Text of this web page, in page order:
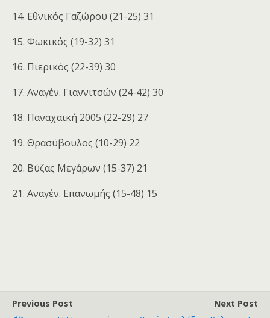
14. Eθνικός Γαζώρου (21-25) 31
15. Φωκικός (19-32) 31
16. Πιερικός (22-39) 30
17. Αναγέν. Γιαννιτσών (24-42) 30
18. Παναχαϊκή 2005 (22-29) 27
19. Θρασύβουλος (10-29) 22
20. Βύζας Μεγάρων (15-37) 21
21. Αναγέν. Επανωμής (15-48) 15
Previous Post
Next Post